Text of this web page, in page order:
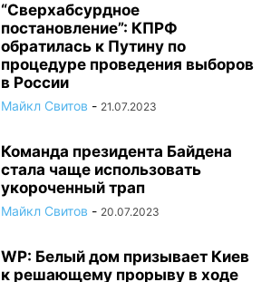
“Сверхабсурдное
постановление”: КПРФ
обратилась к Путину по
процедуре проведения выборов
в России
Майкл Свитов - 21.07.2023
Команда президента Байдена
стала чаще использовать
укороченный трап
Майкл Свитов - 20.07.2023
WP: Белый дом призывает Киев
к решающему прорыву в ходе